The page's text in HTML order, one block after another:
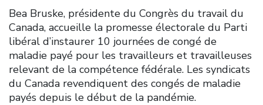
Bea Bruske, présidente du Congrès du travail du
Canada, accueille la promesse électorale du Parti
libéral d’instaurer 10 journées de congé de
maladie payé pour les travailleurs et travailleuses
relevant de la compétence fédérale. Les syndicats
du Canada revendiquent des congés de maladie
payés depuis le début de la pandémie.